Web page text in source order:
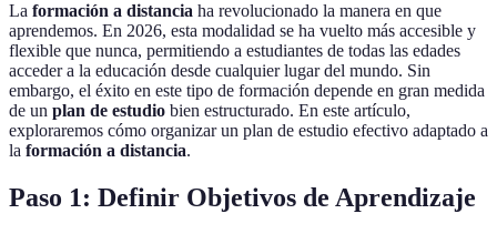
La formación a distancia ha revolucionado la manera en que
aprendemos. En 2026, esta modalidad se ha vuelto más accesible y
flexible que nunca, permitiendo a estudiantes de todas las edades
acceder a la educación desde cualquier lugar del mundo. Sin
embargo, el éxito en este tipo de formación depende en gran medida
de un plan de estudio bien estructurado. En este artículo,
exploraremos cómo organizar un plan de estudio efectivo adaptado a
la formación a distancia.
Paso 1: Definir Objetivos de Aprendizaje